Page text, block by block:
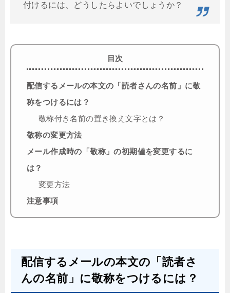
付けるには、どうしたらよいでしょうか？
目次
配信するメールの本文の「読者さんの名前」に敬
称をつけるには？
敬称付き名前の置き換え文字とは？
敬称の変更方法
メール作成時の「敬称」の初期値を変更するに
は？
変更方法
注意事項
配信するメールの本文の「読者さ
んの名前」に敬称をつけるには？